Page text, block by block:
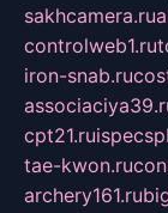
sakhcamera.ru
controlweb1.ru
iron-snab.ru
cpt21.ru
tae-kwon.ru
archery161.ru